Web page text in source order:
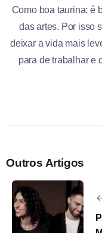
Como boa taurina: é
das artes. Por isso
deixar a vida mais
para de trabalhar e
Outros Artigos